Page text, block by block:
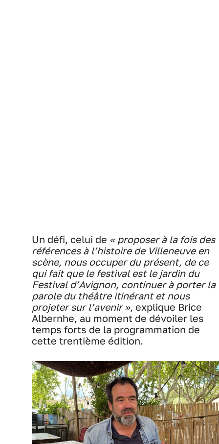
Un défi, celui de « proposer à la fois des
références à l’histoire de Villeneuve en
scène, nous occuper du présent, de ce
qui fait que le festival est le jardin du
Festival d’Avignon, continuer à porter la
parole du théâtre itinérant et nous
projeter sur l’avenir », explique Brice
Albernhe, au moment de dévoiler les
temps forts de la programmation de
cette trentième édition.